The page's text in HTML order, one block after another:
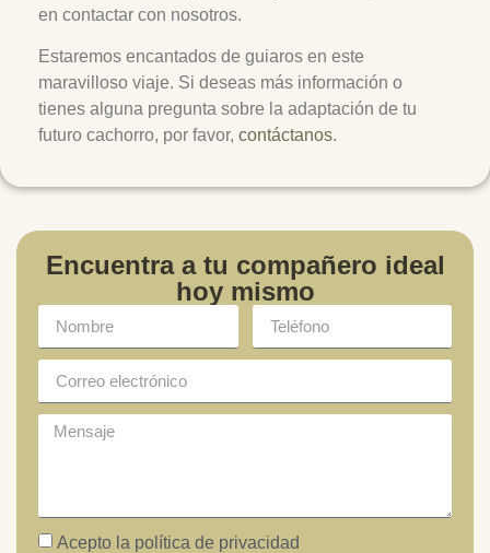
en contactar con nosotros.
Estaremos encantados de guiaros en este
maravilloso viaje. Si deseas más información o
tienes alguna pregunta sobre la adaptación de tu
futuro cachorro, por favor, contáctanos.
Encuentra a tu compañero ideal
hoy mismo
Acepto la política de privacidad